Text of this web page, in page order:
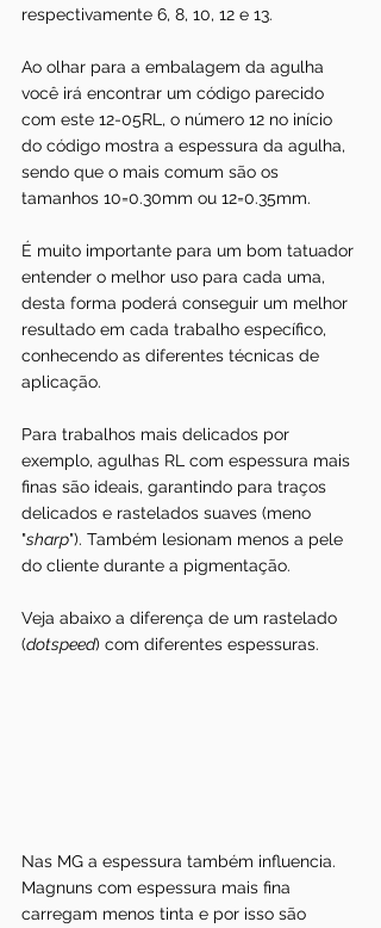
respectivamente 6, 8, 10, 12 e 13.
Ao olhar para a embalagem da agulha
você irá encontrar um código parecido
com este 12-05RL, o número 12 no início
do código mostra a espessura da agulha,
sendo que o mais comum são os
tamanhos 10=0.30mm ou 12=0.35mm.
É muito importante para um bom tatuador
entender o melhor uso para cada uma,
desta forma poderá conseguir um melhor
resultado em cada trabalho específico,
conhecendo as diferentes técnicas de
aplicação.
Para trabalhos mais delicados por
exemplo, agulhas RL com espessura mais
finas são ideais, garantindo para traços
delicados e rastelados suaves (meno
"sharp"). Também lesionam menos a pele
do cliente durante a pigmentação.
Veja abaixo a diferença de um rastelado
(dotspeed) com diferentes espessuras.
Nas MG a espessura também influencia.
Magnuns com espessura mais fina
carregam menos tinta e por isso são